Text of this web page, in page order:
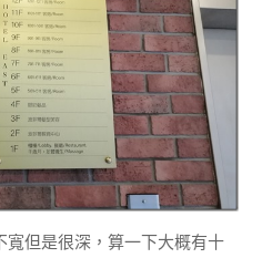
但是很深，算一下大概有十